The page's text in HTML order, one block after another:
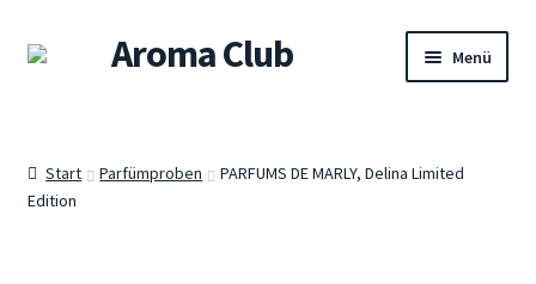
Zur
Navigation
Zum
Aroma Club Menü
Shop
Start Parfümproben
PARFUMS DE MARLY, Delina Limited
Edition